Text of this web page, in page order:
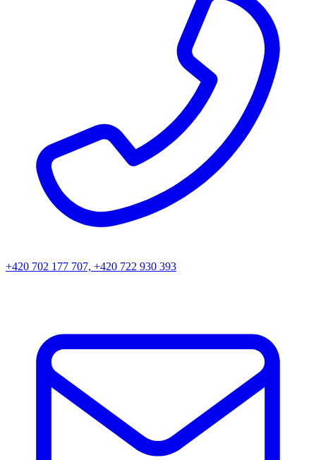
+420 702 177 707, +420 722 930 393